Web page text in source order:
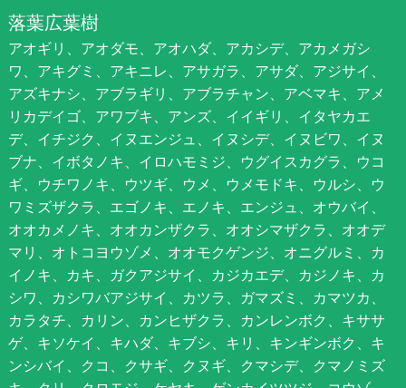
落葉広葉樹
アオギリ、アオダモ、アオハダ、アカシデ、アカメガシ
ワ、アキグミ、アキニレ、アサガラ、アサダ、アジサイ、
アズキナシ、アブラギリ、アブラチャン、アベマキ、アメ
リカデイゴ、アワブキ、アンズ、イイギリ、イタヤカエ
デ、イチジク、イヌエンジュ、イヌシデ、イヌビワ、イヌ
ブナ、イボタノキ、イロハモミジ、ウグイスカグラ、ウコ
ギ、ウチワノキ、ウツギ、ウメ、ウメモドキ、ウルシ、ウ
ワミズザクラ、エゴノキ、エノキ、エンジュ、オウバイ、
オオカメノキ、オオカンザクラ、オオシマザクラ、オオデ
マリ、オトコヨウゾメ、オオモクゲンジ、オニグルミ、カ
イノキ、カキ、ガクアジサイ、カジカエデ、カジノキ、カ
シワ、カシワバアジサイ、カツラ、ガマズミ、カマツカ、
カラタチ、カリン、カンヒザクラ、カンレンボク、キササ
ゲ、キソケイ、キハダ、キブシ、キリ、キンギンボク、キ
ンシバイ、クコ、クサギ、クヌギ、クマシデ、クマノミズ